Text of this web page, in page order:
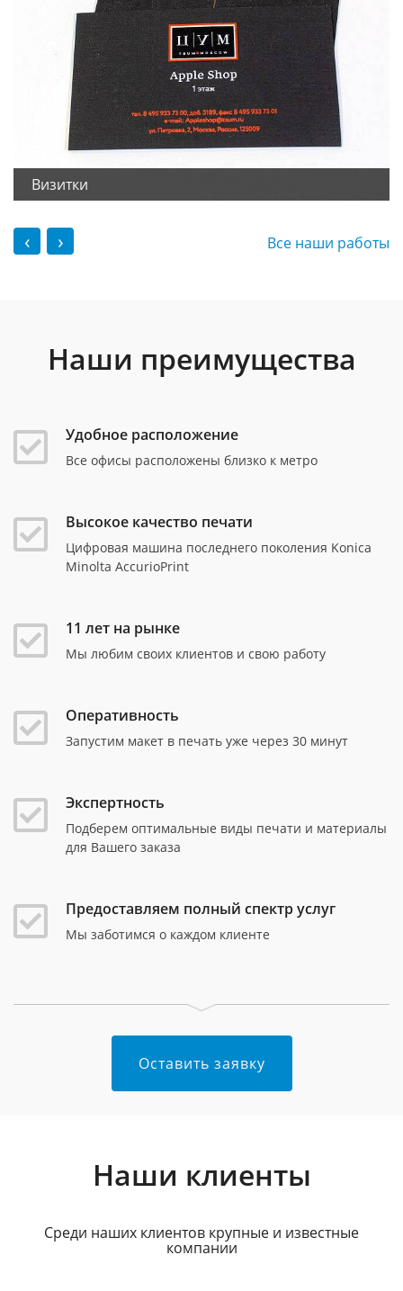
Визитки
‹ › Все наши работы
Наши преимущества
Удобное расположение
Все офисы расположены близко к метро
Высокое качество печати
Цифровая машина последнего поколения Konica
Minolta AccurioPrint
11 лет на рынке
Мы любим своих клиентов и свою работу
Оперативность
Запустим макет в печать уже через 30 минут
Экспертность
Подберем оптимальные виды печати и материалы
для Вашего заказа
Предоставляем полный спектр услуг
Мы заботимся о каждом клиенте
Оставить заявку
Наши клиенты
Среди наших клиентов крупные и известные
компании